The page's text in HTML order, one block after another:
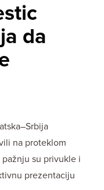
da
na proteklom
su privukle i
prezentaciju